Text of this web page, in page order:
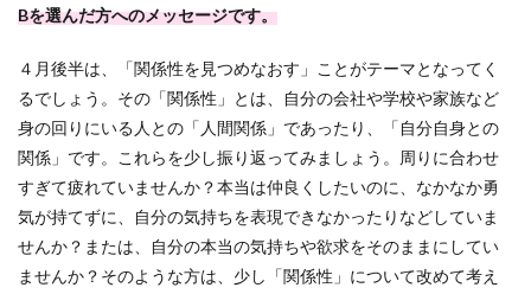
Bを選んだ方へのメッセージです。
４月後半は、「関係性を見つめなおす」ことがテーマとなってく
るでしょう。その「関係性」とは、自分の会社や学校や家族など
身の回りにいる人との「人間関係」であったり、「自分自身との
関係」です。これらを少し振り返ってみましょう。周りに合わせ
すぎて疲れていませんか？本当は仲良くしたいのに、なかなか勇
気が持てずに、自分の気持ちを表現できなかったりなどしていま
せんか？または、自分の本当の気持ちや欲求をそのままにしてい
ませんか？そのような方は、少し「関係性」について改めて考え